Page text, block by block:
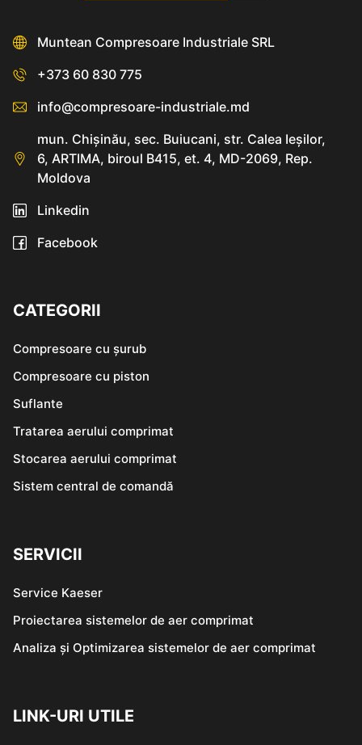
Muntean Compresoare Industriale SRL
+373 60 830 775
info@compresoare-industriale.md
mun. Chişinău, sec. Buiucani, str. Calea Ieşilor,
6, ARTIMA, biroul B415, et. 4, MD-2069, Rep.
Moldova
Linkedin
Facebook
CATEGORII
Compresoare cu șurub
Compresoare cu piston
Suflante
Tratarea aerului comprimat
Stocarea aerului comprimat
Sistem central de comandă
SERVICII
Service Kaeser
Proiectarea sistemelor de aer comprimat
Analiza și Optimizarea sistemelor de aer comprimat
LINK-URI UTILE